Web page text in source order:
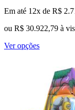
Em até 12x de R$
ou R$ 30.922,79 à
Ver opçõesEste
várias
variantes.
As
opções